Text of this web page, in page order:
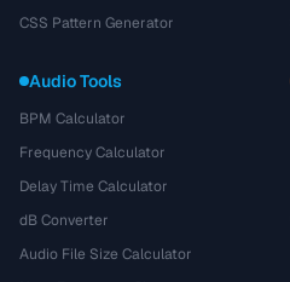
CSS Pattern Generator
Audio Tools
BPM Calculator
Frequency Calculator
Delay Time Calculator
dB Converter
Audio File Size Calculator